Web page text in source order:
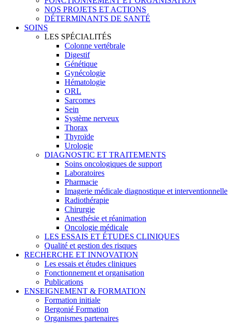
NOS PROJETS ET ACTIONS
DÉTERMINANTS DE SANTÉ
SOINS
LES SPÉCIALITÉS
Colonne vertébrale
Digestif
Génétique
Gynécologie
Hématologie
ORL
Sarcomes
Sein
Système nerveux
Thorax
Thyroïde
Urologie
DIAGNOSTIC ET TRAITEMENTS
Soins oncologiques de support
Laboratoires
Pharmacie
Imagerie médicale diagnostique et interventionnelle
Radiothérapie
Chirurgie
Anesthésie et réanimation
Oncologie médicale
LES ESSAIS ET ÉTUDES CLINIQUES
Qualité et gestion des risques
RECHERCHE ET INNOVATION
Les essais et études cliniques
Fonctionnement et organisation
Publications
ENSEIGNEMENT & FORMATION
Formation initiale
Bergonié Formation
Organismes partenaires